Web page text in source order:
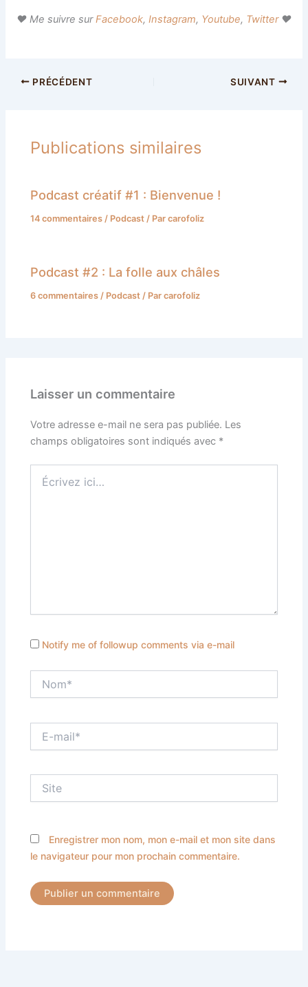
♥ Me suivre surFacebook, Instagram, Youtube, Twitter♥
PRÉCÉDENT SUIVANT
Publications similaires
Podcast créatif #1 : Bienvenue !
14 commentaires / Podcast / Parcarofoliz
Podcast #2 : La folle aux châles
6 commentaires / Podcast / Parcarofoliz
Laisser un commentaire
Votre adresse e-mail ne sera pas publiée. Les
champs obligatoires sont indiqués avec *
ici…
Notify me of followup comments via e-mail
mail*
Enregistrer mon nom, mon e-mail et mon site dans
le navigateur pour mon prochain commentaire.